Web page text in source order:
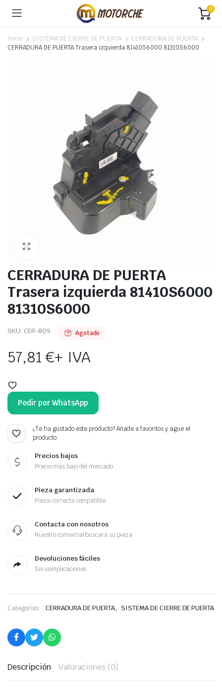
0
Inicio SISTEMA DE CIERRE DE PUERTA
CERRADURA DE PUERTA
CERRADURA DE PUERTA Trasera izquierda 81410S6000 81310S6000
CERRADURA DE PUERTA
Trasera izquierda 81410S6000
81310S6000
SKU: CER-809 Agotado
57,81€+ IVA
Pedir por WhatsApp
¿Te ha gustado este producto? Añade a favoritos y sigue el
producto.
Precios bajos
Precio más bajo del mercado
Pieza garantizada
Pieza correcta compatible
Contacta con nosotros
Nuestro comercial buscará su pieza
Devoluciones fáciles
Sin complicaciones
Categorías: CERRADURA DE PUERTA, SISTEMA DE CIERRE DE PUERTA
Descripción Valoraciones (0)